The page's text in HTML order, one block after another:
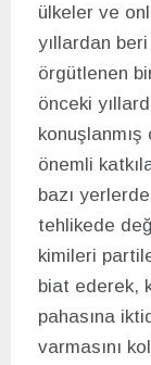
ülkeler ve
yıllardan
örgütlenen
önceki
önemli
bazı
tehlikede
kimileri
biat ederek,
pahasına
varmasını